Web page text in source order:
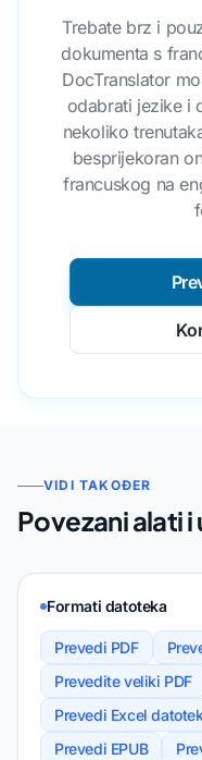
Trebate brz i
dokumenta s
DocTranslator
odabrati jezike i
nekoliko
besprijekoran
francuskog na
VIDI TAKOĐER
Povezani alati i
Formati datoteka
Prevedi PDF
Prevedite veliki PDF
Prevedi Excel
Prevedi EPUB